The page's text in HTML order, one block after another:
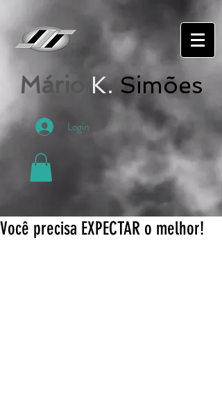
Mário K. Simões
Login
Você precisa EXPECTAR o melhor!